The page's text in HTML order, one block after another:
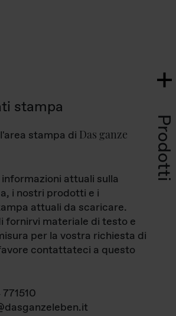
Prodotti
stampa
stampa di Das ganze
attuali sulla
i nostri prodotti e i
attuali da scaricare.
fornirvi materiale di testo e
per la vostra richiesta di
contattateci a questo